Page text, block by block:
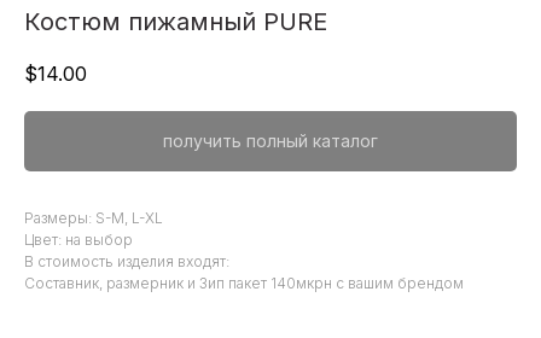
Костюм пижамный PURE
$14.00
получить полный каталог
Размеры: S-M, L-XL
Цвет: на выбор
В стоимость изделия входят:
Составник, размерник и Зип пакет 140мкрн c вашим брендом